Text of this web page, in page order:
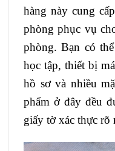
hàng này cung
phòng phục vụ
phòng. Bạn có
học tập, thiết bị
hồ sơ và nhiều
phẩm ở đây đều
giấy tờ xác thực rõ